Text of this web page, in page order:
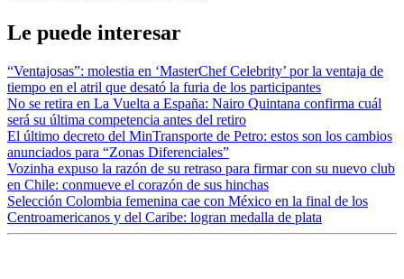
Le puede interesar
“Ventajosas”: molestia en ‘MasterChef Celebrity’ por la ventaja de
tiempo en el atril que desató la furia de los participantes
No se retira en La Vuelta a España: Nairo Quintana confirma cuál
será su última competencia antes del retiro
El último decreto del MinTransporte de Petro: estos son los cambios
anunciados para “Zonas Diferenciales”
Vozinha expuso la razón de su retraso para firmar con su nuevo club
en Chile: conmueve el corazón de sus hinchas
Selección Colombia femenina cae con México en la final de los
Centroamericanos y del Caribe: logran medalla de plata